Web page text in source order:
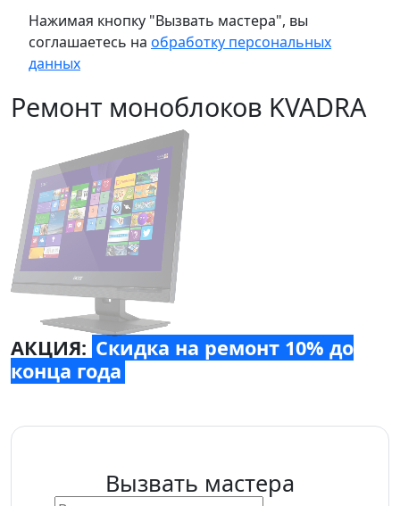
Нажимая кнопку "Вызвать мастера", вы
соглашаетесь на обработку персональных
данных
Ремонт моноблоков KVADRA
АКЦИЯ: Скидка на ремонт 10% до
конца года
Вызвать мастера